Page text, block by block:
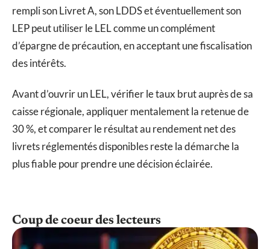
rempli son Livret A, son LDDS et éventuellement son
LEP peut utiliser le LEL comme un complément
d’épargne de précaution, en acceptant une fiscalisation
des intérêts.
Avant d’ouvrir un LEL, vérifier le taux brut auprès de sa
caisse régionale, appliquer mentalement la retenue de
30 %, et comparer le résultat au rendement net des
livrets réglementés disponibles reste la démarche la
plus fiable pour prendre une décision éclairée.
Coup de coeur des lecteurs